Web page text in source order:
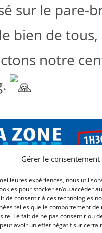
Gérer le consentement
expériences, nous
pour stocker et/ou accéder
de consentir à ces technologies
telles que le comportement de
Le fait de ne pas consentir ou
avoir un effet négatif sur
sur le pare-
bien de tous,
notre